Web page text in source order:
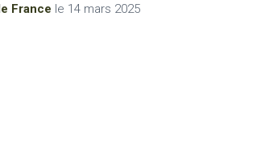
France le 14 mars 2025